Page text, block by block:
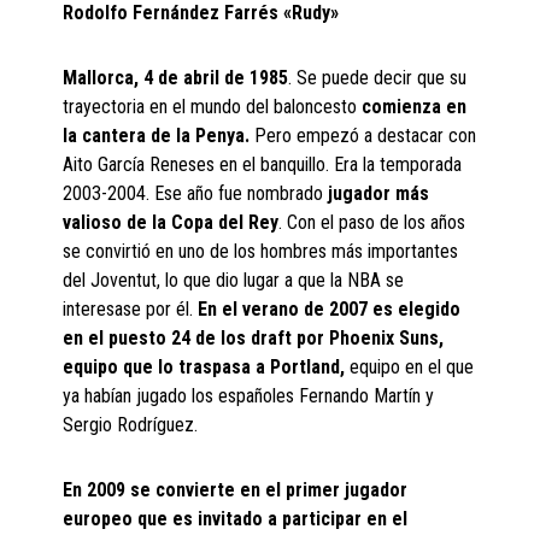
Rodolfo Fernández Farrés «Rudy»
Mallorca, 4 de abril de 1985. Se puede decir que su
trayectoria en el mundo del baloncesto comienza en
la cantera de la Penya. Pero empezó a destacar con
Aito García Reneses en el banquillo. Era la temporada
2003-2004. Ese año fue nombrado jugador más
valioso de la Copa del Rey. Con el paso de los años
se convirtió en uno de los hombres más importantes
del Joventut, lo que dio lugar a que la NBA se
interesase por él. En el verano de 2007 es elegido
en el puesto 24 de los draft por Phoenix Suns,
equipo que lo traspasa a Portland, equipo en el que
ya habían jugado los españoles Fernando Martín y
Sergio Rodríguez.
En 2009 se convierte en el primer jugador
europeo que es invitado a participar en el